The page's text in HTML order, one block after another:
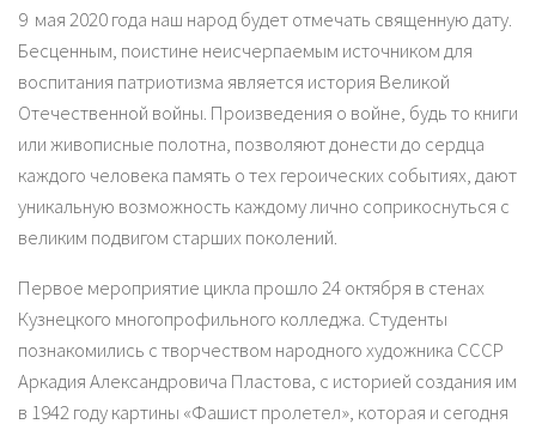
9 мая 2020 года наш народ будет отмечать священную дату.
Бесценным, поистине неисчерпаемым источником для
воспитания патриотизма является история Великой
Отечественной войны. Произведения о войне, будь то книги
или живописные полотна, позволяют донести до сердца
каждого человека память о тех героических событиях, дают
уникальную возможность каждому лично соприкоснуться с
великим подвигом старших поколений.
Первое мероприятие цикла прошло 24 октября в стенах
Кузнецкого многопрофильного колледжа. Студенты
познакомились с творчеством народного художника СССР
Аркадия Александровича Пластова, с историей создания им
в 1942 году картины «Фашист пролетел», которая и сегодня